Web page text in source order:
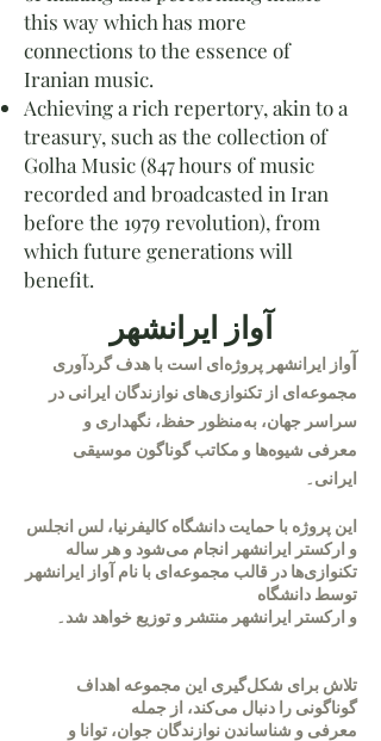
this way which has more
connections to the essence of
Iranian music.
Achieving a rich repertory, akin to a
treasury, such as the collection of
Golha Music (847 hours of music
recorded and broadcasted in Iran
before the 1979 revolution), from
which future generations will
benefit.
آواز ایرانشهر
واز ایرانشهر پروژه‌ای است با هدف گردآوری
مجموعه‌ای از تکنوازی‌های نوازندگان ایرانی در
سراسر جهان، به‌منظور حفظ، نگهداری و
معرفی شیوه‌ها و مکاتب گوناگون موسیقی
ایرانی۔
این پروژه با حمایت دانشگاه کالیفرنیا، لس انجلس
و ارکستر ایرانشهر انجام می‌شود و هر ساله
تکنوازی‌ها در قالب مجموعه‌ای با نام آواز ایرانشهر
توسط دانشگاه
و ارکستر ایرانشهر منتشر و توزیع خواهد شد۔
تلاش برای شکل‌گیری این مجموعه اهداف
گوناگونی را دنبال می‌کند، از جمله
معرفی و شناساندن نوازندگان جوان، توانا و